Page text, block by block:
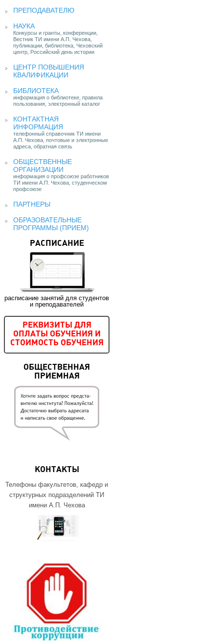
ПРЕПОДАВАТЕЛЮ
НАУКА
Конкурсы и гранты, конференции,
Вестник ТИ имени А.П. Чехова,
публикации, библиотека, Чеховский
центр, Российский день истории
ЦЕНТР ПОВЫШЕНИЯ
КВАЛИФИКАЦИИ
БИБЛИОТЕКА
информация о библиотеке, правила
пользования, электронный каталог
КОНТАКТНАЯ
ИНФОРМАЦИЯ
телефонный справочник ТИ имени
А.П. Чехова, почтовые и электронные
адреса, обратная связь
ОБЩЕСТВЕННЫЕ
ОРГАНИЗАЦИИ
информация о профсоюзе работников
ТИ имени А.П. Чехова, студенческом
профсоюзе
ПАРТНЕРЫ
ОБРАЗОВАТЕЛЬНЫЕ
ПРОГРАММЫ (ПРИЕМ)
РАСПИСАНИЕ
расписание занятий для студентов
и преподавателей
РЕКВИЗИТЫ ДЛЯ
ОПЛАТЫ ОБУЧЕНИЯ И
СТОИМОСТЬ ОБУЧЕНИЯ
ОБЩЕСТВЕННАЯ
ПРИЕМНАЯ
КОНТАКТЫ
Телефоны факультетов, кафедр и
структурных подразделений ТИ
имени А.П. Чехова